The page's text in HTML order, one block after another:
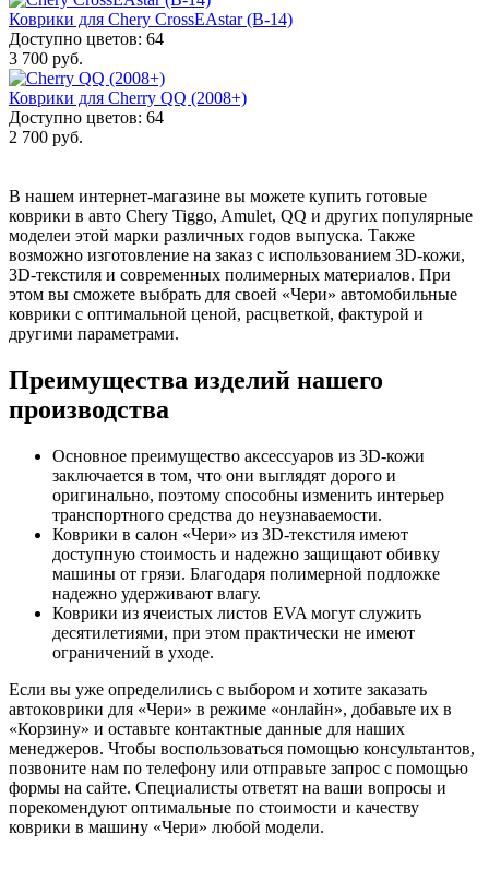
Коврики для Chery CrossEAstar (В-14)
Доступно цветов: 64
3 700 руб.
Коврики для Cherry QQ (2008+)
Доступно цветов: 64
2 700 руб.
В нашем интернет-магазине вы можете купить готовые
коврики в авто Chery Tiggo, Amulet, QQ и других популярные
моделеи этой марки различных годов выпуска. Также
возможно изготовление на заказ с использованием 3D-кожи,
3D-текстиля и современных полимерных материалов. При
этом вы сможете выбрать для своей «Чери» автомобильные
коврики с оптимальной ценой, расцветкой, фактурой и
другими параметрами.
Преимущества изделий нашего
производства
Основное преимущество аксессуаров из 3D-кожи
заключается в том, что они выглядят дорого и
оригинально, поэтому способны изменить интерьер
транспортного средства до неузнаваемости.
Коврики в салон «Чери» из 3D-текстиля имеют
доступную стоимость и надежно защищают обивку
машины от грязи. Благодаря полимерной подложке
надежно удерживают влагу.
Коврики из ячеистых листов EVA могут служить
десятилетиями, при этом практически не имеют
ограничений в уходе.
Если вы уже определились с выбором и хотите заказать
автоковрики для «Чери» в режиме «онлайн», добавьте их в
«Корзину» и оставьте контактные данные для наших
менеджеров. Чтобы воспользоваться помощью консультантов,
позвоните нам по телефону или отправьте запрос с помощью
формы на сайте. Специалисты ответят на ваши вопросы и
порекомендуют оптимальные по стоимости и качеству
коврики в машину «Чери» любой модели.